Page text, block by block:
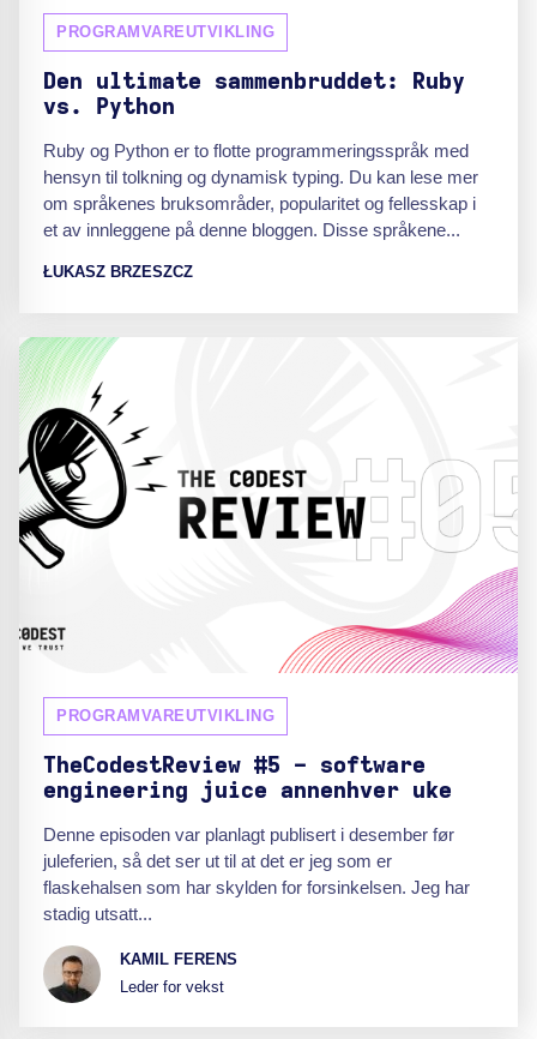
PROGRAMVAREUTVIKLING
Den ultimate sammenbruddet: Ruby
vs. Python
Ruby og Python er to flotte programmeringsspråk med
hensyn til tolkning og dynamisk typing. Du kan lese mer
om språkenes bruksområder, popularitet og fellesskap i
et av innleggene på denne bloggen. Disse språkene...
ŁUKASZ BRZESZCZ
PROGRAMVAREUTVIKLING
TheCodestReview #5 - software
engineering juice annenhver uke
Denne episoden var planlagt publisert i desember før
juleferien, så det ser ut til at det er jeg som er
flaskehalsen som har skylden for forsinkelsen. Jeg har
stadig utsatt...
KAMIL FERENS
Leder for vekst